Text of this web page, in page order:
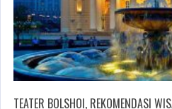
TEATER BOLSHOI, REKOMENDASI